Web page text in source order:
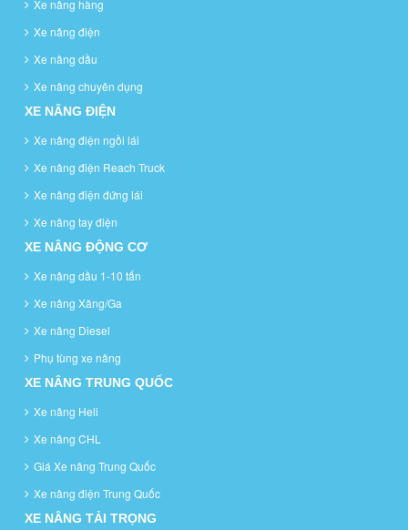
Xe nâng hàng
Xe nâng điện
Xe nâng dầu
Xe nâng chuyên dụng
XE NÂNG ĐIỆN
Xe nâng điện ngồi lái
Xe nâng điện Reach Truck
Xe nâng điện đứng lái
Xe nâng tay điện
XE NÂNG ĐỘNG CƠ
Xe nâng dầu 1-10 tấn
Xe nâng Xăng/Ga
Xe nâng Diesel
Phụ tùng xe nâng
XE NÂNG TRUNG QUỐC
Xe nâng Heli
Xe nâng CHL
Giá Xe nâng Trung Quốc
Xe nâng điện Trung Quốc
XE NÂNG TẢI TRỌNG